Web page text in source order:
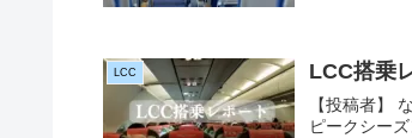
LCC LCC搭乗
【投稿者】
ピークシー